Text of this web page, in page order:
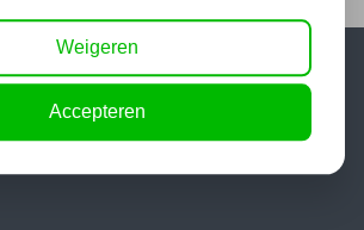
Weigeren
Accepteren